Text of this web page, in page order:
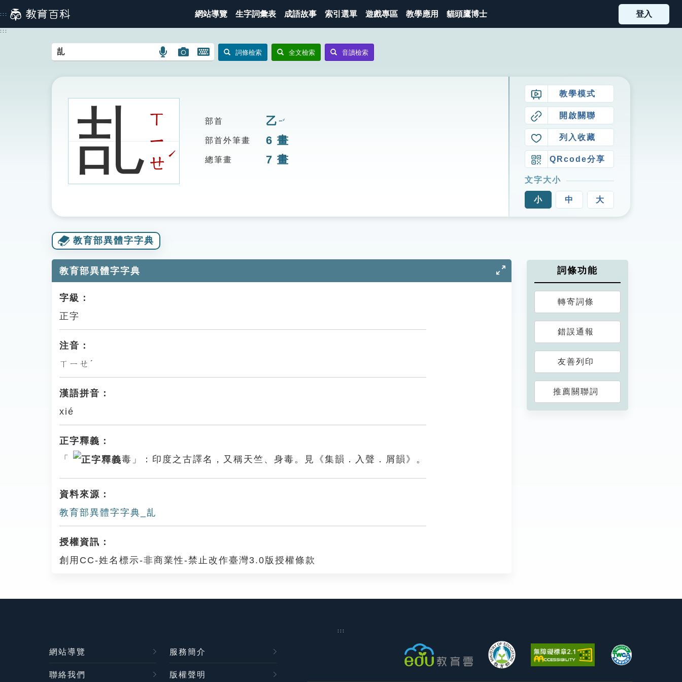
到
主
::: 網站導覽 生字詞彙表 成語故事 索引選單 遊戲專區 教學應用 貓頭鷹博士 登入
:::
語
搜
圖
示
圖
搜
開
鍵
詞條檢索 全文檢索 音讀檢索
㐖ㄒ
ㄧ
ㄝ
ˊ
部首 乙 ㄧˇ
部首外筆畫 6 畫
總筆畫 7 畫
教學模式
開啟關聯
列入收藏
QRcode分享
文字大小
小 中 大
教育部異體字字典
教育部異體字字典
字級：
正字
注音：
ㄒㄧㄝˊ
漢語拼音：
xié
正字釋義：
「
毒」：印度之古譯名，又稱天竺、身毒。見《集韻．入聲．屑韻》。
資料來源：
教育部異體字字典_㐖
授權資訊：
創用CC-姓名標示-非商業性-禁止改作臺灣3.0版授權條款
詞條功能
轉寄詞條
錯誤通報
友善列印
推薦關聯詞
:::
網站導覽 服務簡介
聯絡我們 版權聲明